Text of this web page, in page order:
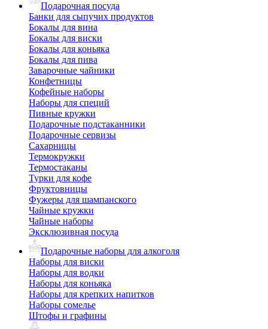
Подарочная посуда
Банки для сыпучих продуктов
Бокалы для вина
Бокалы для виски
Бокалы для коньяка
Бокалы для пива
Заварочные чайники
Конфетницы
Кофейные наборы
Наборы для специй
Пивные кружки
Подарочные подстаканники
Подарочные сервизы
Сахарницы
Термокружки
Термостаканы
Турки для кофе
Фруктовницы
Фужеры для шампанского
Чайные кружки
Чайные наборы
Эксклюзивная посуда
Подарочные наборы для алкоголя
Наборы для виски
Наборы для водки
Наборы для коньяка
Наборы для крепких напитков
Наборы сомелье
Штофы и графины